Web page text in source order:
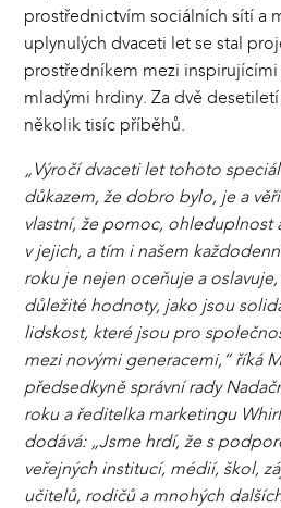
prostřednictvím sociálních sítí a
uplynulých dvaceti let se stal
prostředníkem mezi
mladými hrdiny. Za dvě
několik tisíc příběhů.
„Výročí dvaceti let tohoto
důkazem, že dobro bylo, je a
vlastní, že pomoc, ohleduplnost
v jejich, a tím i našem
roku je nejen oceňuje a
důležité hodnoty, jako jsou
lidskost, které jsou pro
mezi novými generacemi,“ říká
předsedkyně správní rady
roku a ředitelka marketingu
dodává: „Jsme hrdí, že s
veřejných institucí, médií, škol,
učitelů, rodičů a mnohých